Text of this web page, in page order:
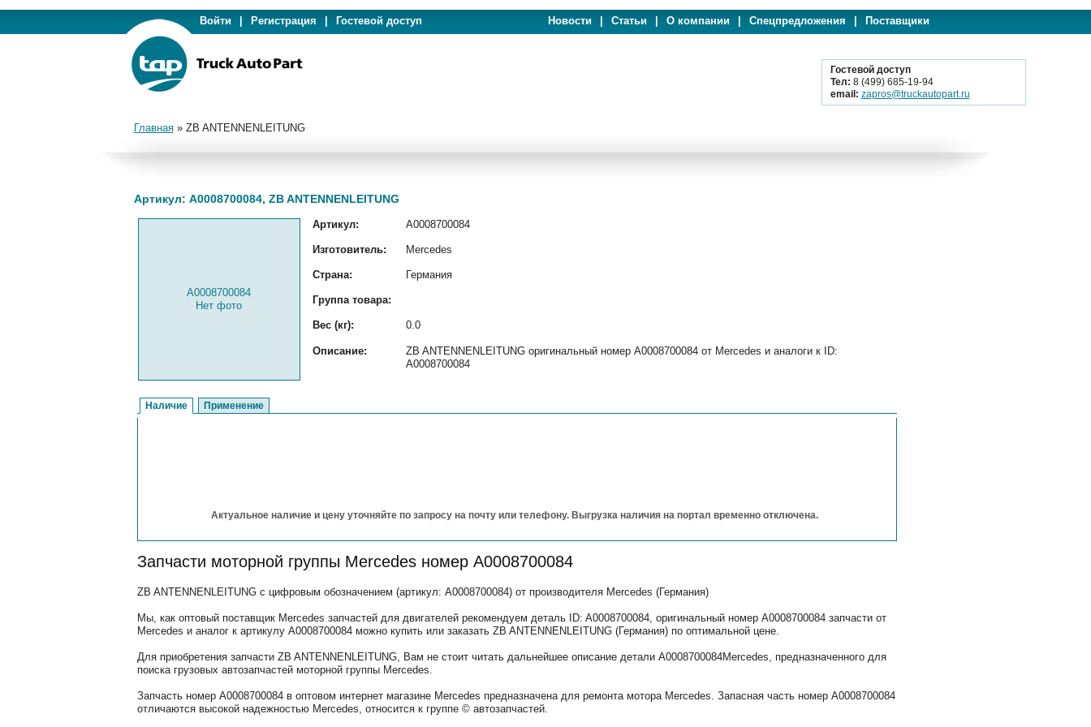
Войти Регистрация Гостевой доступ Новости Статьи О компании Спецпредложения Поставщики
Гостевой доступ
Тел: 8 (499) 685-19-94
email: zapros@truckautopart.ru
Главная» ZB ANTENNENLEITUNG
Артикул: A0008700084, ZB ANTENNENLEITUNG
A0008700084
Нет фото
Артикул: A0008700084
Изготовитель: Mercedes
Страна: Германия
Группа товара:
Вес (кг): 0.0
Описание:
ZB ANTENNENLEITUNG оригинальный номер A0008700084 от Mercedes и аналоги к ID:
A0008700084
Наличие Применение
Актуальное наличие и цену уточняйте по запросу на почту или телефону. Выгрузка наличия на портал временно отключена.
Запчасти моторной группы Mercedes номер A0008700084
ZB ANTENNENLEITUNG с цифровым обозначением (артикул: A0008700084) от производителя Mercedes (Германия)
Мы, как оптовый поставщик Mercedes запчастей для двигателей рекомендуем деталь ID: A0008700084, оригинальный номер A0008700084 запчасти от
Mercedes и аналог к артикулу A0008700084 можно купить или заказать ZB ANTENNENLEITUNG (Германия) по оптимальной цене.
Для приобретения запчасти ZB ANTENNENLEITUNG, Вам не стоит читать дальнейшее описание детали A0008700084Mercedes, предназначенного для
поиска грузовых автозапчастей моторной группы Mercedes.
Запчасть номер A0008700084 в оптовом интернет магазине Mercedes предназначена для ремонта мотора Mercedes. Запасная часть номер A0008700084
отличаются высокой надежностью Mercedes, относится к группе © автозапчастей.